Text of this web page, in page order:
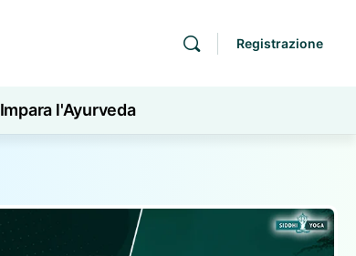
Registrazione
Impara l'Ayurveda